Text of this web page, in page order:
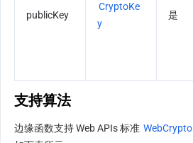
publicKey
CryptoKe
y
是
支持算法
边缘函数支持 Web APIs 标准 WebCrypto